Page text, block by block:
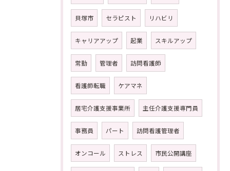
貝塚市 セラピスト リハビリ
キャリアアップ 起業 スキルアップ
常勤 管理者 訪問看護師
看護師転職 ケアマネ
居宅介護支援事業所 主任介護支援専門員
事務員 パート 訪問看護管理者
オンコール ストレス 市民公開講座